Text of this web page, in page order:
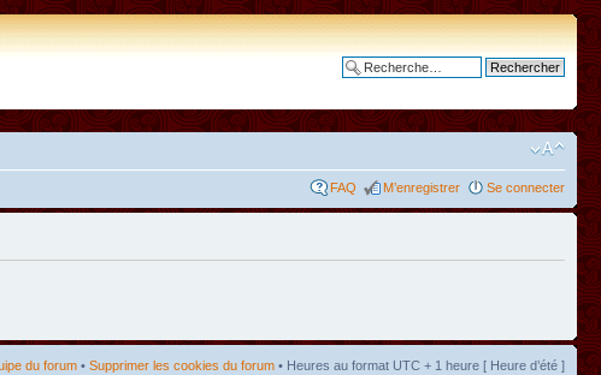
FAQ M’enregistrer Se connecter
du forum • Supprimer les cookies du forum • Heures au format UTC + 1 heure [ Heure d’été ]